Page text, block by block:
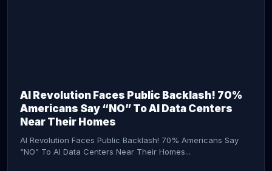
AI Revolution Faces Public Backlash! 70%
Americans Say “NO” To AI Data Centers
Near Their Homes
AI Revolution Faces Public Backlash! 70% Americans Say
“NO” To AI Data Centers Near Their Homes...